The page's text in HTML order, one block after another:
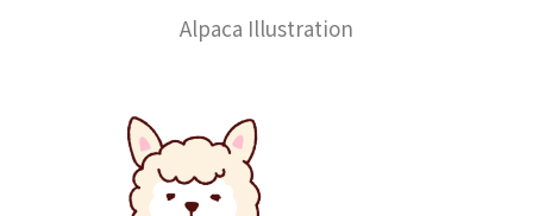
Alpaca Illustration